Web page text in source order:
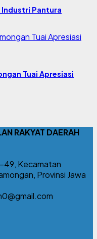
Industri Pantura
Tuai Apresiasi
RAKYAT DAERAH
49, Kecamatan
Provinsi Jawa